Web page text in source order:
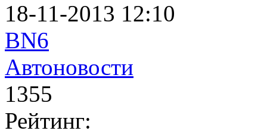
18-11-2013 12:10
BN6
Автоновости
1355
Рейтинг: